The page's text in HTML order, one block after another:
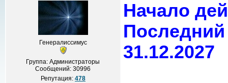
Генералиссимус
Группа: Администраторы
Сообщений:30996
Репутация: 478
Начало
Последний
31.12.2027